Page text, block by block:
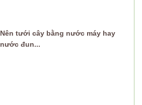
Nên tưới cây bằng nước máy hay
nước đun...